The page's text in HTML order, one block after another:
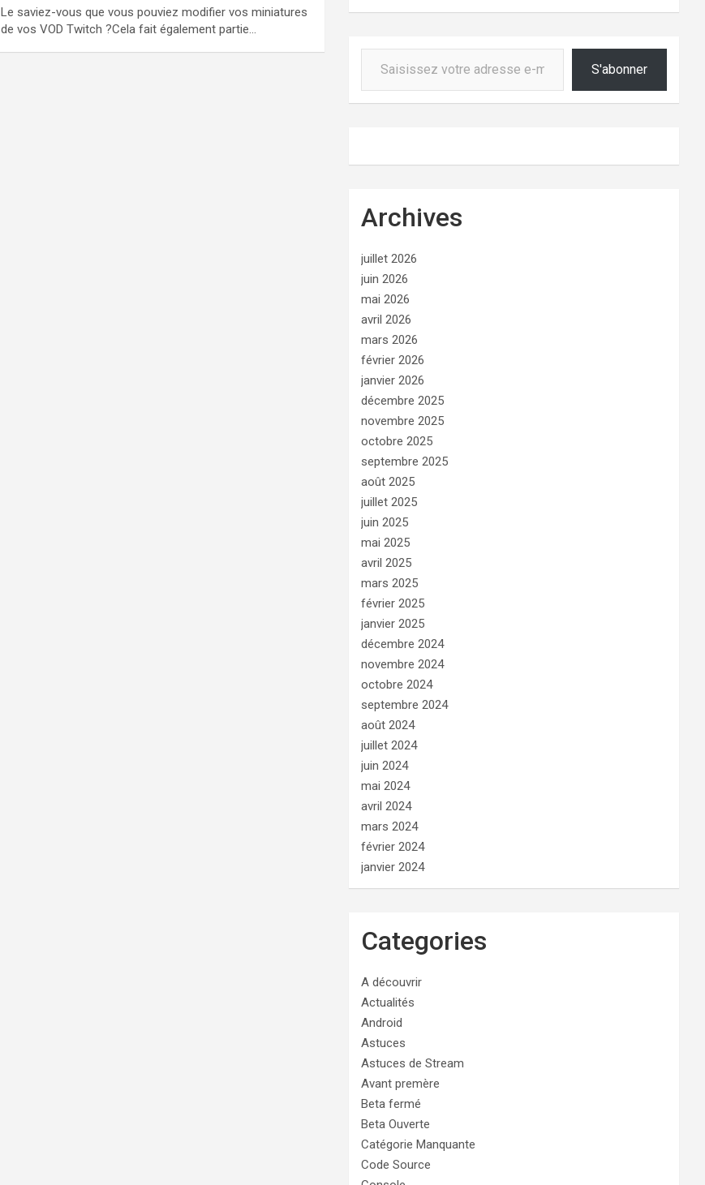
Le saviez-vous que vous pouviez modifier vos miniatures
de vos VOD Twitch ?Cela fait également partie…
Saisissez votre adresse e-mail…
S'abonner
Archives
juillet 2026
juin 2026
mai 2026
avril 2026
mars 2026
février 2026
janvier 2026
décembre 2025
novembre 2025
octobre 2025
septembre 2025
août 2025
juillet 2025
juin 2025
mai 2025
avril 2025
mars 2025
février 2025
janvier 2025
décembre 2024
novembre 2024
octobre 2024
septembre 2024
août 2024
juillet 2024
juin 2024
mai 2024
avril 2024
mars 2024
février 2024
janvier 2024
Categories
A découvrir
Actualités
Android
Astuces
Astuces de Stream
Avant premère
Beta fermé
Beta Ouverte
Catégorie Manquante
Code Source